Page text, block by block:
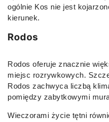
ogólnie Kos nie jest
kierunek.
Rodos
Rodos oferuje znacznie
miejsc rozrywkowych.
Rodos zachwyca liczbą
pomiędzy zabytkowymi
Wieczorami życie tętni